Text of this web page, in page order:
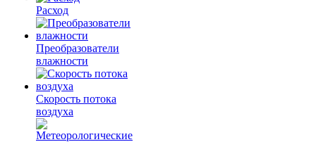
Расход
Преобразователи
влажности
Скорость потока
воздуха